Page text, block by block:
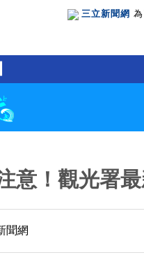
三立新聞網
意！觀光署
聞網